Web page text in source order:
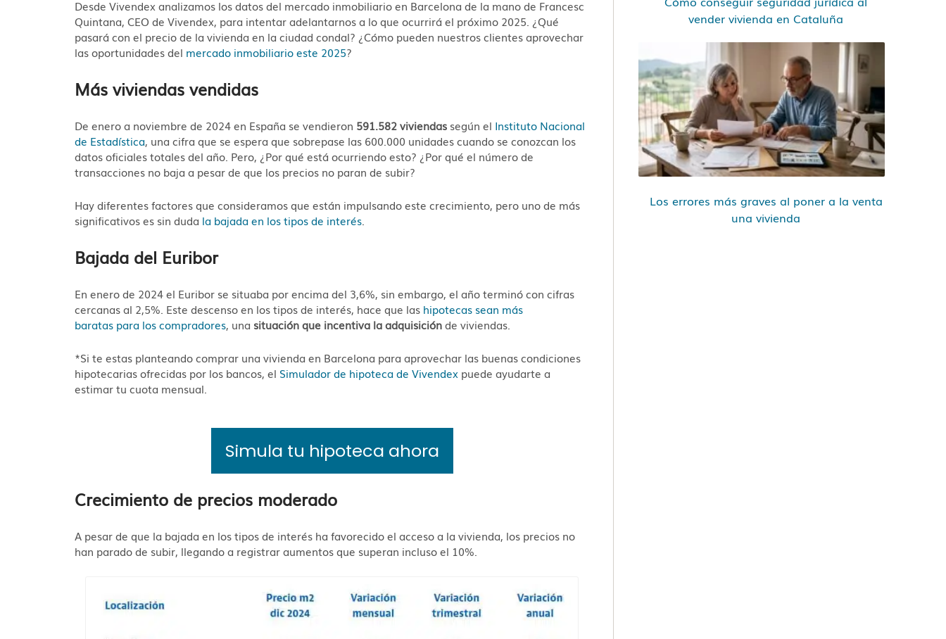
Desde Vivendex analizamos los datos del mercado inmobiliario en Barcelona de la mano de Francesc
Quintana, CEO de Vivendex, para intentar adelantarnos a lo que ocurrirá el próximo 2025. ¿Qué
pasará con el precio de la vivienda en la ciudad condal? ¿Cómo pueden nuestros clientes aprovechar
las oportunidades del mercado inmobiliario este 2025?
Más viviendas vendidas
De enero a noviembre de 2024 en España se vendieron 591.582 viviendas según el Instituto Nacional
de Estadística, una cifra que se espera que sobrepase las 600.000 unidades cuando se conozcan los
datos oficiales totales del año. Pero, ¿Por qué está ocurriendo esto? ¿Por qué el número de
transacciones no baja a pesar de que los precios no paran de subir?
Hay diferentes factores que consideramos que están impulsando este crecimiento, pero uno de más
significativos es sin duda la bajada en los tipos de interés
Bajada del Euribor
En enero de 2024 el Euribor se situaba por encima del 3,6%, sin embargo, el año terminó con cifras
cercanas al 2,5%. Este descenso en los tipos de interés, hace que las hipotecas sean más
baratas para los compradores, una situación que incentiva la adquisiciónde viviendas.
*Si te estas planteando comprar una vivienda en Barcelona para aprovechar las buenas condiciones
hipotecarias ofrecidas por los bancos, el Simulador de hipoteca de Vivendex puede ayudarte a
estimar tu cuota mensual.
Simula tu hipoteca ahora
Crecimiento de precios moderado
A pesar de que la bajada en los tipos de interés ha favorecido el acceso a la vivienda, los precios no
han parado de subir, llegando a registrar aumentos que superan incluso el 10%.
vender vivienda en Cataluña
Los errores más graves al poner a la venta
una vivienda